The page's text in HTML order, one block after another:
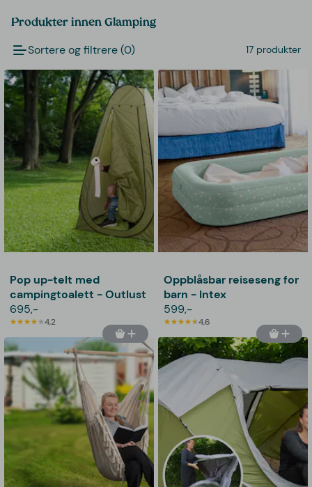
Produkter innen Glamping
Sortere og filtrere (0) 17 produkter
Pop up-telt med
campingtoalett - Outlust
695,-
4,2
Oppblåsbar reiseseng for
barn - Intex
599,-
4,6